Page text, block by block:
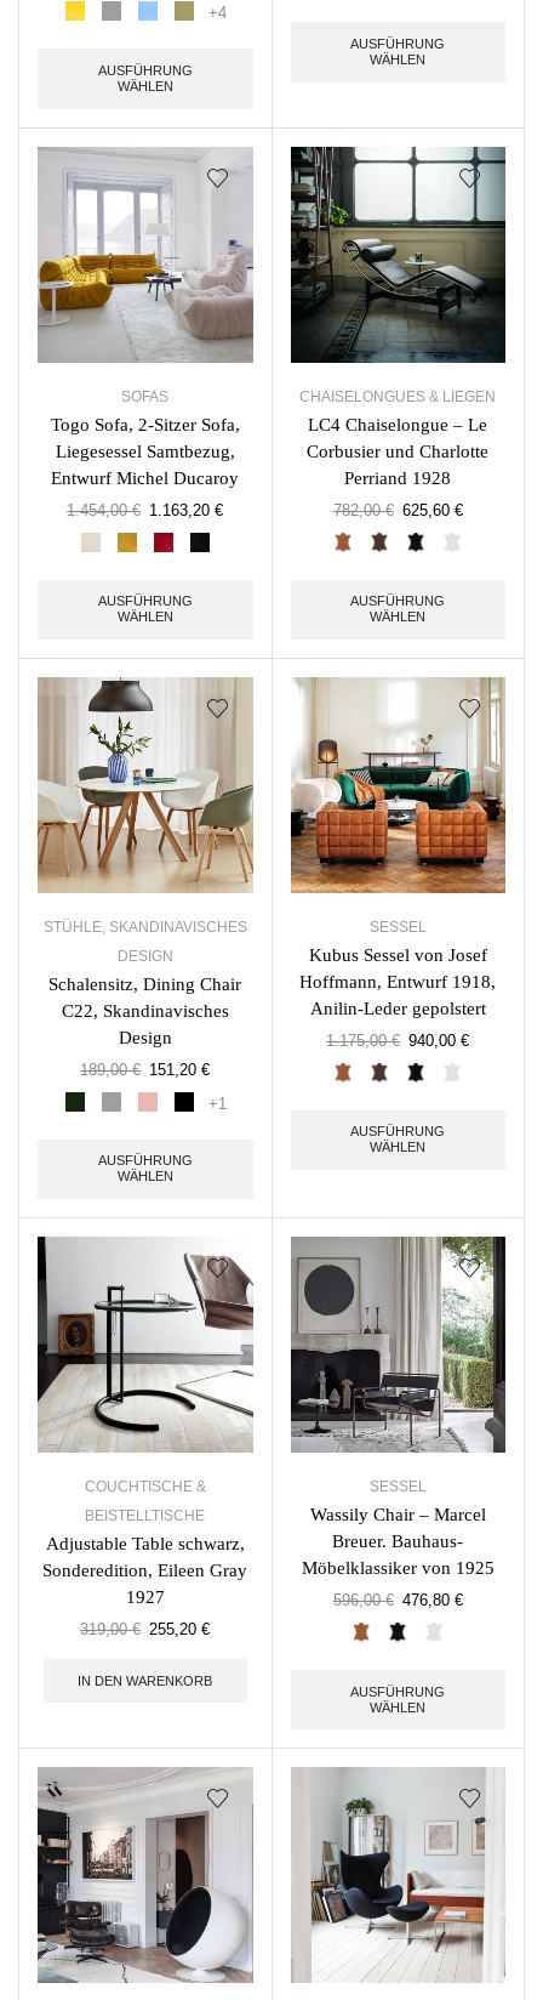
+4
AUSFÜHRUNG
WÄHLEN
AUSFÜHRUNG
WÄHLEN
SOFAS
Togo Sofa, 2-Sitzer Sofa,
Liegesessel Samtbezug,
Entwurf Michel Ducaroy
1.454,00€ 1.163,20€
AUSFÜHRUNG
WÄHLEN
CHAISELONGUES & LIEGEN
LC4 Chaiselongue – Le
Corbusier und Charlotte
Perriand 1928
782,00€ 625,60 €
AUSFÜHRUNG
WÄHLEN
STÜHLE SKANDINAVISCHES
DESIGN
Schalensitz, Dining Chair
C22, Skandinavisches
Design
189,00€ 151,20€
+1
AUSFÜHRUNG
WÄHLEN
SESSEL
Kubus Sessel von Josef
Hoffmann, Entwurf 1918,
Anilin-Leder gepolstert
1.175,00€ 940,00€
AUSFÜHRUNG
WÄHLEN
COUCHTISCHE &
BEISTELLTISCHE
Adjustable Table schwarz,
Sonderedition, Eileen Gray
1927
319,00€ 255,20€
IN DEN WARENKORB
SESSEL
Wassily Chair – Marcel
Breuer. Bauhaus-
Möbelklassiker von 1925
596,00€ 476,80 €
AUSFÜHRUNG
WÄHLEN